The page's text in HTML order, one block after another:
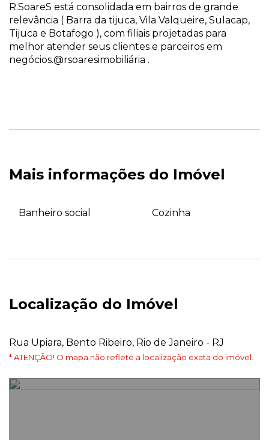
R.SoareS está consolidada em bairros de grande
relevância ( Barra da tijuca, Vila Valqueire, Sulacap,
Tijuca e Botafogo ), com filiais projetadas para
melhor atender seus clientes e parceiros em
negócios.@rsoaresimobiliária .
Mais informações do Imóvel
Banheiro social Cozinha
Localização do Imóvel
Rua Upiara, Bento Ribeiro, Rio de Janeiro - RJ
* ATENÇÃO! O mapa não reflete a localização exata do imóvel.